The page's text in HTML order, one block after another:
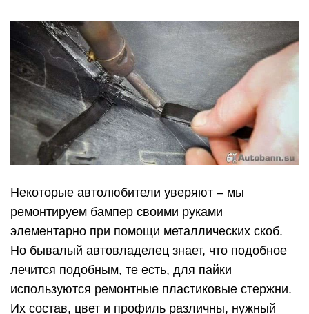
Но бывалый автовладелец знает, что подобное
лечится подобным, те есть, для пайки
используются ремонтные пластиковые стержни.
Их состав, цвет и профиль различны, нужный
стержень подбирается по маркировке на буфере.
Материал нужно знать!
гарантировать качественный ремонт, потому что
несоответствие материалов значительно
сократить срок эксплуатации автомобильного
элемента. Чтобы узнать, из чего изготовлен
треснутый бампер, достаточно внимательно
изучить внутреннюю сторону детали. В
зависимости от маркировки, делаются